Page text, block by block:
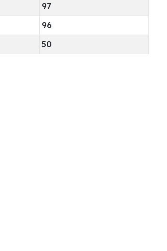
97
96
50